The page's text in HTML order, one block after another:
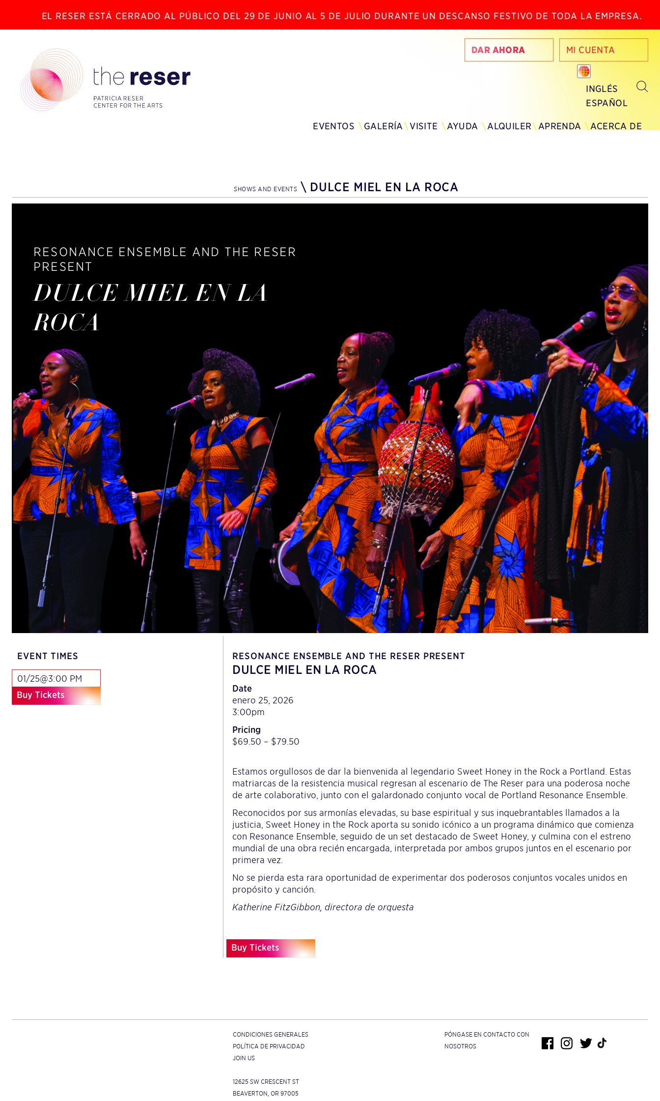
EL RESER ESTÁ CERRADO AL PÚBLICO DEL 29 DE JUNIO AL 5 DE JULIO DURANTE UN DESCANSO FESTIVO DE TODA LA EMPRESA.
DAR AHORA MI CUENTA
INGLÉS
ESPAÑOL
EVENTOS GALERÍA VISITE AYUDA ALQUILER APRENDA ACERCA DE
SHOWS AND EVENTS \ DULCE MIEL EN LA ROCA
RESONANCE ENSEMBLE AND THE RESER
PRESENT
DULCE MIEL EN LA
ROCA
EVENT TIMES
01/25@3:00 PM
Buy Tickets
RESONANCE ENSEMBLE AND THE RESER PRESENT
DULCE MIEL EN LA ROCA
Date
enero 25, 2026
3:00pm
Pricing
$69.50 – $79.50
Estamos orgullosos de dar la bienvenida al legendario Sweet Honey in the Rock a Portland. Estas
matriarcas de la resistencia musical regresan al escenario de The Reser para una poderosa noche
de arte colaborativo, junto con el galardonado conjunto vocal de Portland Resonance Ensemble.
Reconocidos por sus armonías elevadas, su base espiritual y sus inquebrantables llamados a la
justicia, Sweet Honey in the Rock aporta su sonido icónico a un programa dinámico que comienza
con Resonance Ensemble, seguido de un set destacado de Sweet Honey, y culmina con el estreno
mundial de una obra recién encargada, interpretada por ambos grupos juntos en el escenario por
primera vez.
No se pierda esta rara oportunidad de experimentar dos poderosos conjuntos vocales unidos en
propósito y canción.
Katherine FitzGibbon, directora de orquesta
Buy Tickets
CONDICIONES GENERALES
POLÍTICA DE PRIVACIDAD
JOIN US
12625 SW CRESCENT ST
BEAVERTON, OR 97005
PÓNGASE EN CONTACTO CON
NOSOTROS